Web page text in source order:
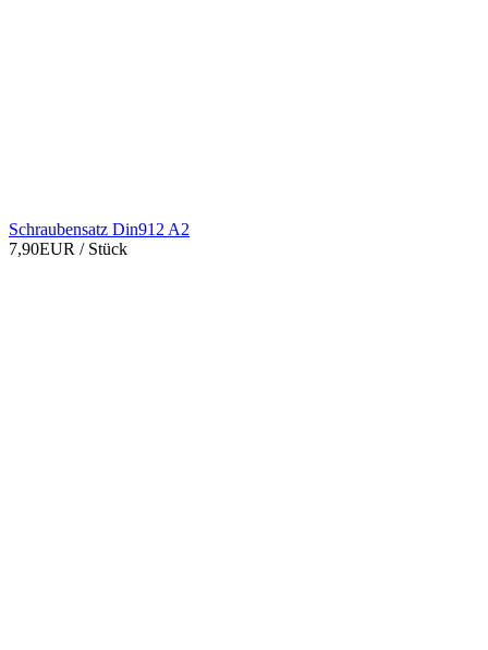
Schraubensatz Din912 A2
7,90EUR / Stück